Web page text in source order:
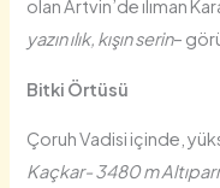
olan Artvin’de ılıman
yazın ılık, kışın serin–
Bitki Örtüsü
Çoruh Vadisi içinde,
Kaçkar- 3480 m